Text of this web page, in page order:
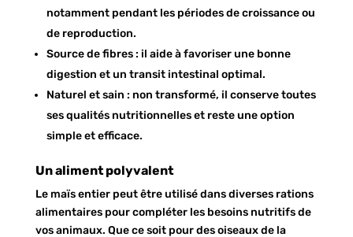
notamment pendant les périodes de croissance ou
de reproduction.
Source de fibres : il aide à favoriser une bonne
digestion et un transit intestinal optimal.
Naturel et sain : non transformé, il conserve toutes
ses qualités nutritionnelles et reste une option
simple et efficace.
Un aliment polyvalent
Le maïs entier peut être utilisé dans diverses rations
alimentaires pour compléter les besoins nutritifs de
vos animaux. Que ce soit pour des oiseaux de la